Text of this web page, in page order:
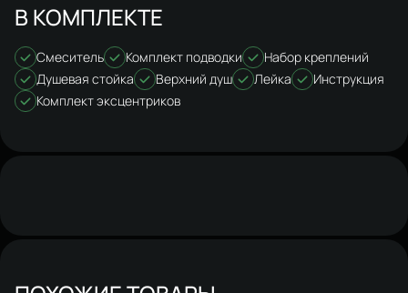
В КОМПЛЕКТЕ
Смеситель Комплект подводки
Набор креплений
Душевая стойка
Верхний душ Лейка
Инструкция
Комплект эксцентриков